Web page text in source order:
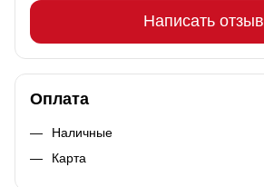
Написать отзыв
Оплата
Наличные
Карта